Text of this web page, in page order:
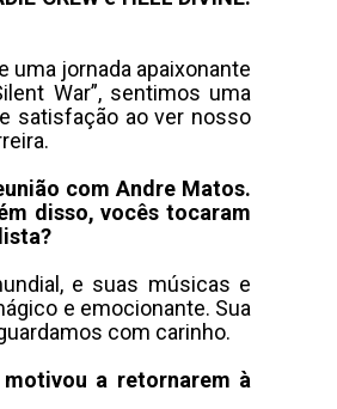
uma jornada apaixonante
War”, sentimos uma
satisfação ao ver nosso
com Andre Matos.
disso, vocês tocaram
e suas músicas e
e emocionante. Sua
com carinho.
a retornarem à